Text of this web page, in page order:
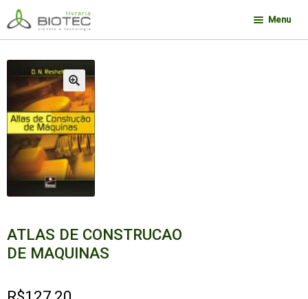
Pular
para
navegação
Pular
para
o
conteúdo
Menu
🔍
ATLAS DE CONSTRUCAO
DE MAQUINAS